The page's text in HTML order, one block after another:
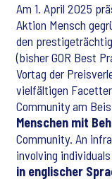
Am 1. April 2025
Aktion Mensch
den
(bisher GOR Best
Vortag der
vielfältigen
Community am
Menschen mit
Community. An
involving
in englischer